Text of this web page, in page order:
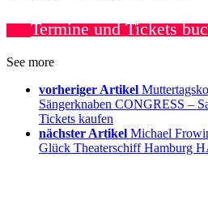
Termine und Tickets
See more
vorheriger Artikel
Sängerknaben CONGRESS –
Tickets kaufen
nächster Artikel Michael
Glück Theaterschiff Hamburg